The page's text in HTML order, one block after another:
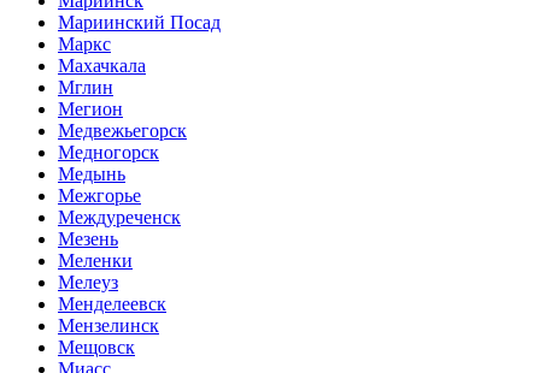
Мариинский Посад
Маркс
Махачкала
Мглин
Мегион
Медвежьегорск
Медногорск
Медынь
Межгорье
Междуреченск
Мезень
Меленки
Мелеуз
Менделеевск
Мензелинск
Мещовск